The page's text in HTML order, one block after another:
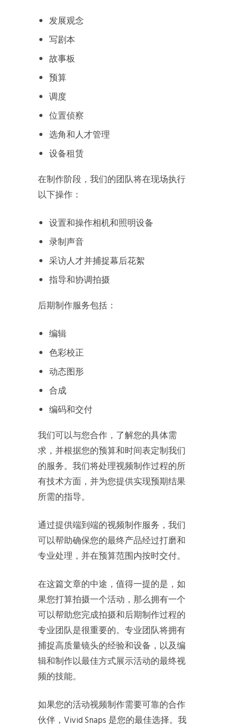
发展观念
写剧本
故事板
预算
调度
位置侦察
选角和人才管理
设备租赁
在制作阶段，我们的团队将在现场执行
以下操作：
设置和操作相机和照明设备
录制声音
采访人才并捕捉幕后花絮
指导和协调拍摄
后期制作服务包括：
编辑
色彩校正
动态图形
合成
编码和交付
我们可以与您合作，了解您的具体需
求，并根据您的预算和时间表定制我们
的服务。我们将处理视频制作过程的所
有技术方面，并为您提供实现预期结果
所需的指导。
通过提供端到端的视频制作服务，我们
可以帮助确保您的最终产品经过打磨和
专业处理，并在预算范围内按时交付。
在这篇文章的中途，值得一提的是，如
果您打算拍摄一个活动，那么拥有一个
可以帮助您完成拍摄和后期制作过程的
专业团队是很重要的。专业团队将拥有
捕捉高质量镜头的经验和设备，以及编
辑和制作以最佳方式展示活动的最终视
频的技能。
如果您的活动视频制作需要可靠的合作
伙伴，Vivid Snaps 是您的最佳选择。我